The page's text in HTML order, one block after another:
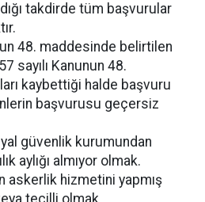
takdirde tüm başvurular
48. maddesinde belirtilen
sayılı Kanunun 48.
kaybettiği halde başvuru
başvurusu geçersiz
güvenlik kurumundan
aylığı almıyor olmak.
askerlik hizmetini yapmış
tecilli olmak.